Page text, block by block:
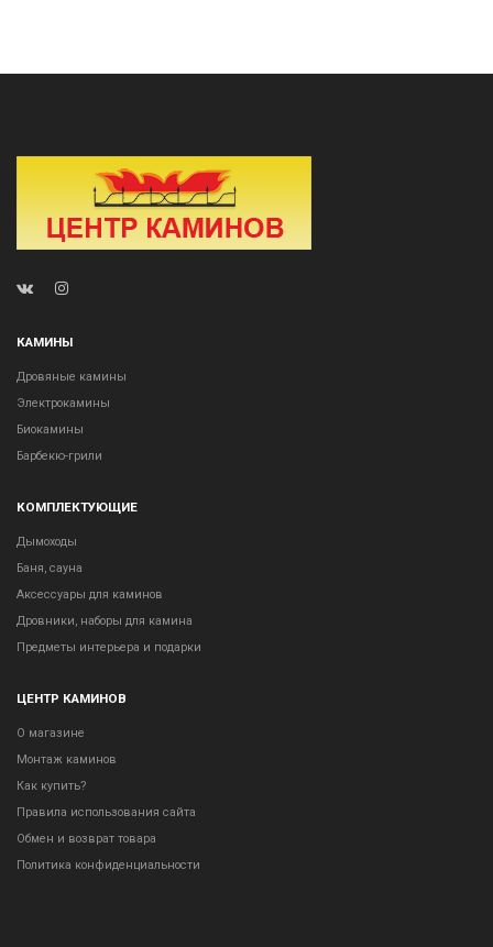
КАМИНЫ
Дровяные камины
Электрокамины
Биокамины
Барбекю-грили
КОМПЛЕКТУЮЩИЕ
Дымоходы
Баня, сауна
Аксессуары для каминов
Дровники, наборы для камина
Предметы интерьера и подарки
ЦЕНТР КАМИНОВ
О магазине
Монтаж каминов
Как купить?
Правила использования сайта
Обмен и возврат товара
Политика конфиденциальности